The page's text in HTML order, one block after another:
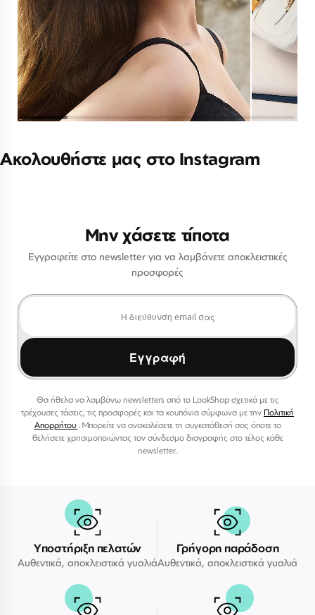
Ακολουθήστε μας στο Instagram
Μην χάσετε τίποτα
Εγγραφείτε στο newsletter για να λαμβάνετε αποκλειστικές
προσφορές
Εγγραφή
Θα ήθελα να λαμβάνω newsletters από το LookShop σχετικά με τις
τρέχουσες τάσεις, τις προσφορές και τα κουπόνια σύμφωνα με την Πολιτική
Απορρήτου . Μπορείτε να ανακαλέσετε τη συγκατάθεσή σας όποτε το
θελήσετε χρησιμοποιώντας τον σύνδεσμο διαγραφής στο τέλος κάθε
newsletter.
Υποστήριξη πελατών
Αυθεντικά, αποκλειστικά γυαλιά
Γρήγορη παράδοση
Αυθεντικά, αποκλειστικά γυαλιά